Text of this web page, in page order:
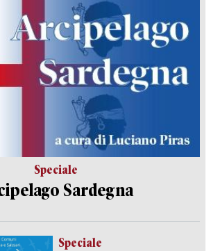
Speciale
Sardegna
Speciale